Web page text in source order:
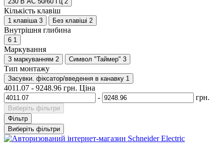
Кількість клавіш
1 клавіша 3 Без клавіші 2
Внутрішня глибина
6 1
Маркування
З маркуванням 2 Символ "Таймер" 3
Тип монтажу
Засувки. фіксатор/введення в канавку 1
4011.07 - 9248.96 грн. Ціна
-
грн.
Виберіть фільтри
Фільтр
Виберіть фільтри